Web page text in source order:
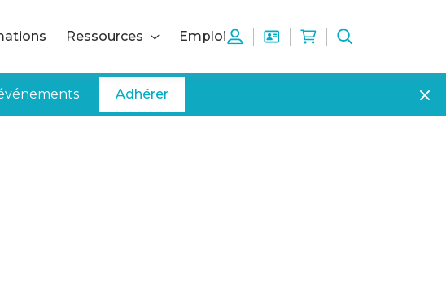
Ressources Emploi
Adhérer